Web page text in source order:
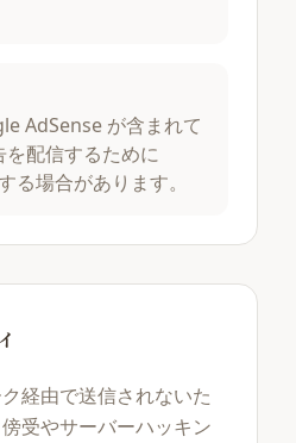
AdSense が含まれて
配信するために
る場合があります。
経由で送信されないた
受やサーバーハッキン